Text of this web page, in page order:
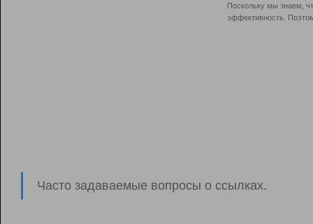
Поскольку мы знаем,
эффективность.
Часто задаваемые вопросы о ссылках.